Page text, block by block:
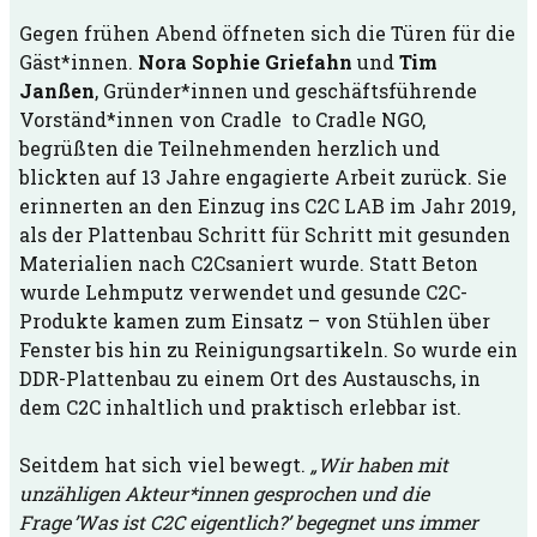
Gegen frühen Abend öffneten sich die Türen für die
Gäst*innen. Nora Sophie Griefahn und Tim
Janßen, Gründer*innen und geschäftsführende
Vorständ*innen von Cradle to Cradle NGO,
begrüßten die Teilnehmenden herzlich und
blickten auf 13 Jahre engagierte Arbeit zurück. Sie
erinnerten an den Einzug ins C2C LAB im Jahr 2019,
als der Plattenbau Schritt für Schritt mit gesunden
Materialien nach C2Csaniert wurde. Statt Beton
wurde Lehmputz verwendet und gesunde C2C-
Produkte kamen zum Einsatz – von Stühlen über
Fenster bis hin zu Reinigungsartikeln. So wurde ein
DDR-Plattenbau zu einem Ort des Austauschs, in
dem C2C inhaltlich und praktisch erlebbar ist.
Seitdem hat sich viel bewegt. „Wir haben mit
unzähligen Akteur*innen gesprochen und die
Frage ’Was ist C2C eigentlich?’ begegnet uns immer